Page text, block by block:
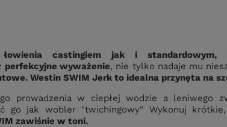
castingiem jak i standardowym,
perfekcyjne wyważenie, nie tylko nadaje mu
Westin SWIM Jerk to idealna przynęta na
prowadzenia w ciepłej wodzie a leniwego
go jak wobler "twichingowy" Wykonuj
zawiśnie w toni.